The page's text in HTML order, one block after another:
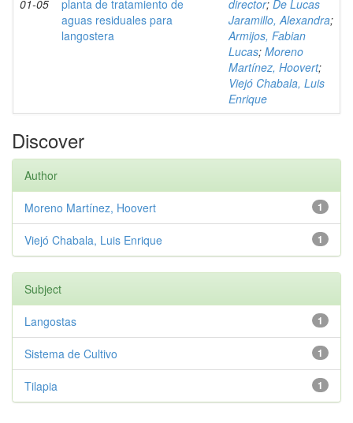
01-05
planta de tratamiento de
aguas residuales para
langostera
director; De Lucas
Jaramillo, Alexandra;
Armijos, Fabian
Lucas; Moreno
Martínez, Hoovert;
Viejó Chabala, Luis
Enrique
Discover
Author
1
Moreno Martínez, Hoovert
1
Viejó Chabala, Luis Enrique
Subject
1
Langostas
1
Sistema de Cultivo
1
Tilapia